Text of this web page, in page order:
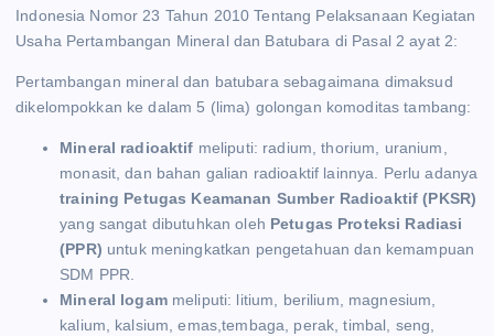
Indonesia Nomor 23 Tahun 2010 Tentang Pelaksanaan Kegiatan
Usaha Pertambangan Mineral dan Batubara di Pasal 2 ayat 2:
Pertambangan mineral dan batubara sebagaimana dimaksud
dikelompokkan ke dalam 5 (lima) golongan komoditas tambang:
Mineral radioaktif meliputi: radium, thorium, uranium,
monasit, dan bahan galian radioaktif lainnya. Perlu adanya
training Petugas Keamanan Sumber Radioaktif (PKSR)
yang sangat dibutuhkan oleh Petugas Proteksi Radiasi
(PPR) untuk meningkatkan pengetahuan dan kemampuan
SDM PPR.
Mineral logam meliputi: litium, berilium, magnesium,
kalium, kalsium, emas,tembaga, perak, timbal, seng,